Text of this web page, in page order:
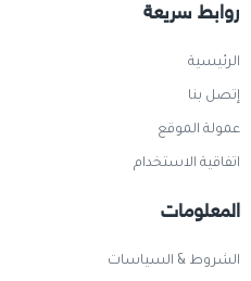
روابط سريعة
الرئيسية
إتصل بنا
عمولة الموقع
اتفاقية الاستخدام
المعلومات
الشروط & السياسات